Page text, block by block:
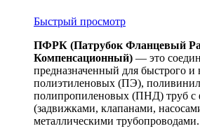
Быстрый просмотр
ПФРК (Патрубок Фланцевый
Компенсационный) — это
предназначенный для быстрого и
полиэтиленовых (ПЭ),
полипропиленовых (ПНД) труб с
(задвижками, клапанами,
металлическими трубопроводами.